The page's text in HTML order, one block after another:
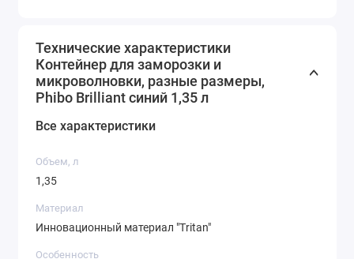
Технические характеристики
Контейнер для заморозки и
микроволновки, разные размеры,
Phibo Brilliant синий 1,35 л
Все характеристики
Объем, л
1,35
Материал
Инновационный материал "Tritan"
Особенность